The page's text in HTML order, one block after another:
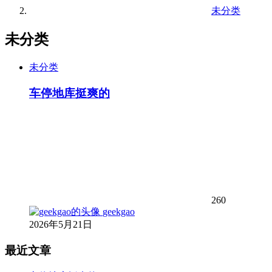
未分类
未分类
未分类
车停地库挺爽的
260
geekgao
2026年5月21日
最近文章